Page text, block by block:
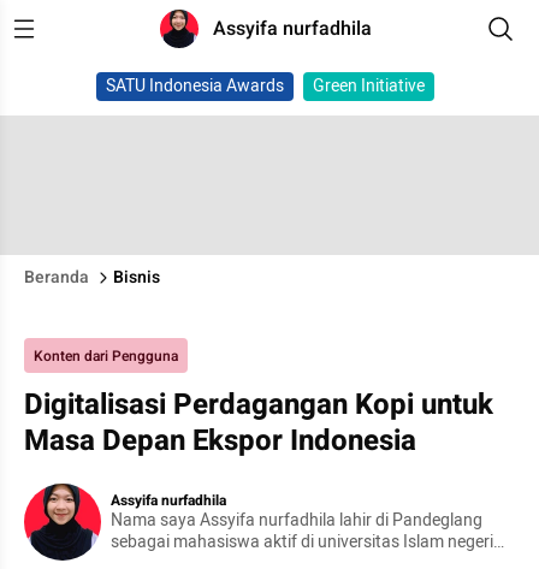
Assyifa nurfadhila
SATU Indonesia Awards Green Initiative
Beranda Bisnis
Konten dari Pengguna
Digitalisasi Perdagangan Kopi untuk
Masa Depan Ekspor Indonesia
Assyifa nurfadhila
Nama saya Assyifa nurfadhila lahir di Pandeglang
sebagai mahasiswa aktif di universitas Islam negeri